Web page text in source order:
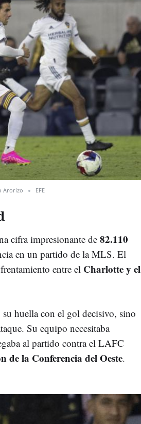
Arorizo EFE
cifra impresionante de 82.110
en un partido de la MLS. El
entre el Charlotte y el
huella con el gol decisivo, sino
Su equipo necesitaba
al partido contra el LAFC
de la Conferencia del Oeste.